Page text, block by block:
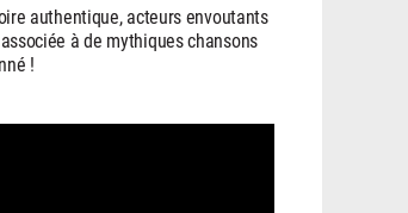
authentique, acteurs envoutants
à de mythiques chansons
!